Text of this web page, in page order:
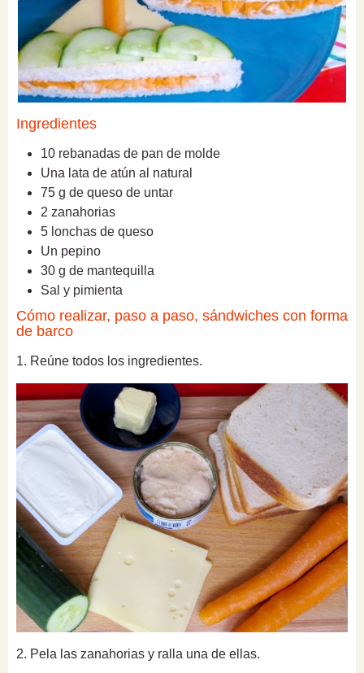
Ingredientes
10 rebanadas de pan de molde
Una lata de atún al natural
75 g de queso de untar
2 zanahorias
5 lonchas de queso
Un pepino
30 g de mantequilla
Sal y pimienta
Cómo realizar, paso a paso, sándwiches con forma
de barco
1. Reúne todos los ingredientes.
2. Pela las zanahorias y ralla una de ellas.